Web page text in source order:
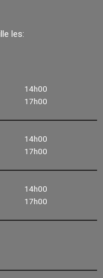
les:
14h00
17h00
14h00
17h00
14h00
17h00